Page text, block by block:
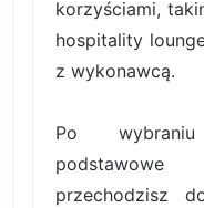
korzyściami,
hospitality
z wykonawcą.
Po
przechodzisz